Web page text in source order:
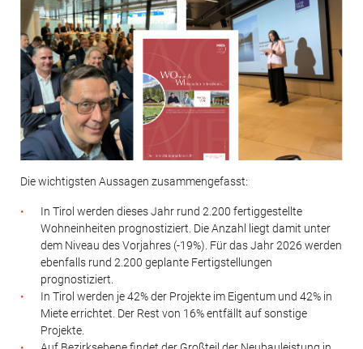
Die wichtigsten Aussagen zusammengefasst:
In Tirol werden dieses Jahr rund 2.200 fertiggestellte
Wohneinheiten prognostiziert. Die Anzahl liegt damit unter
dem Niveau des Vorjahres (-19%). Für das Jahr 2026 werden
ebenfalls rund 2.200 geplante Fertigstellungen
prognostiziert.
In Tirol werden je 42% der Projekte im Eigentum und 42% in
Miete errichtet. Der Rest von 16% entfällt auf sonstige
Projekte.